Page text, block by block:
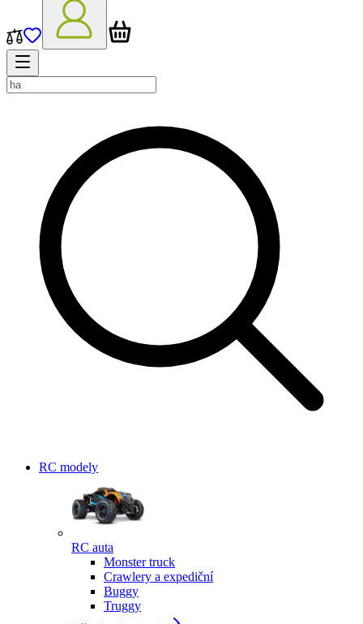
RC modely
RC auta
Monster truck
Crawlery a expediční
Buggy
Truggy